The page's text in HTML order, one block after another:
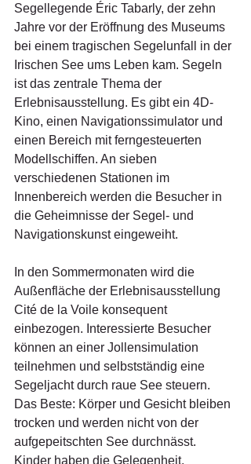
Segellegende Éric Tabarly, der zehn
Jahre vor der Eröffnung des Museums
bei einem tragischen Segelunfall in der
Irischen See ums Leben kam. Segeln
ist das zentrale Thema der
Erlebnisausstellung. Es gibt ein 4D-
Kino, einen Navigationssimulator und
einen Bereich mit ferngesteuerten
Modellschiffen. An sieben
verschiedenen Stationen im
Innenbereich werden die Besucher in
die Geheimnisse der Segel- und
Navigationskunst eingeweiht.
In den Sommermonaten wird die
Außenfläche der Erlebnisausstellung
Cité de la Voile konsequent
einbezogen. Interessierte Besucher
können an einer Jollensimulation
teilnehmen und selbstständig eine
Segeljacht durch raue See steuern.
Das Beste: Körper und Gesicht bleiben
trocken und werden nicht von der
aufgepeitschten See durchnässt.
Kinder haben die Gelegenheit,